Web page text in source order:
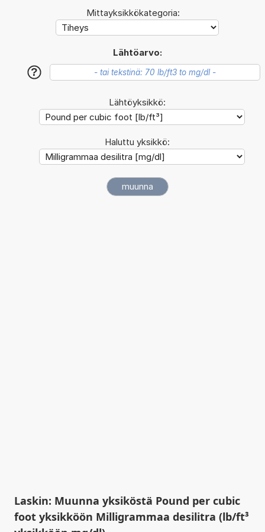
Mittayksikkökategoria:
Lähtöarvo:
?
Lähtöyksikkö:
Haluttu yksikkö:
Laskin: Muunna yksiköstä Pound per cubic
foot yksikköön Milligrammaa desilitra (lb/ft³